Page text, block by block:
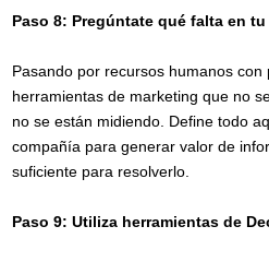
Paso 8: Pregúntate qué falta en
Pasando por recursos humanos con
herramientas de marketing que no
no se están midiendo. Define todo
compañía para generar valor de
suficiente para resolverlo.
Paso 9: Utiliza herramientas de
(ver política de privacidad)